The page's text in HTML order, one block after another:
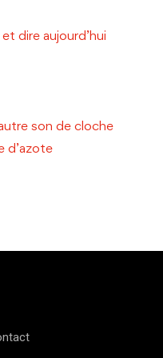
dire aujourd’hui
son de cloche
d’azote